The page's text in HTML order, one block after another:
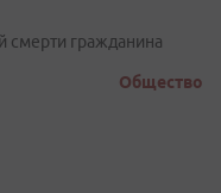
смерти гражданина
Общество